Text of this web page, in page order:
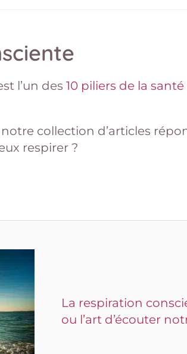
l’un des 10 piliers de la santé
collection d’articles
respirer ?
La respiration
ou l’art d’écouter